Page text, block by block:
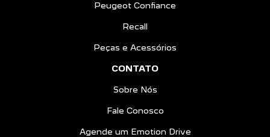
Peugeot Confiance
Recall
Peças e Acessórios
CONTATO
Sobre Nós
Fale Conosco
Agende um Emotion Drive